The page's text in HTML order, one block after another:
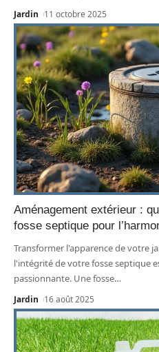
Jardin 11 octobre 2025
Aménagement extérieur :
fosse septique pour
Transformer l'apparence de votre
l'intégrité de votre fosse septique
passionnante. Une fosse…
Jardin 16 août 2025